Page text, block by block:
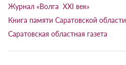
Журнал «Волга XXI век»
Книга памяти Саратовской области
Саратовская областная газета